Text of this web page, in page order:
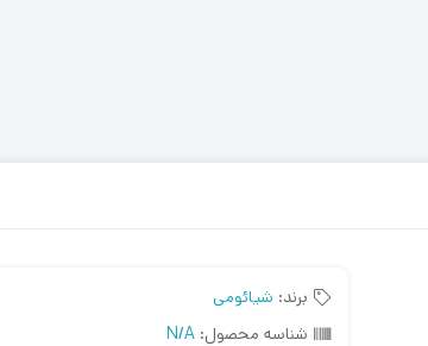
برند: شیائومی
شناسه محصول: N/A